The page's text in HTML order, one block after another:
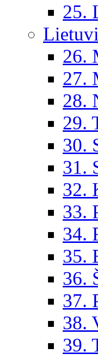
25.
26.
27.
28.
29.
30.
31.
32.
33.
34.
35.
36.
37.
38.
39.